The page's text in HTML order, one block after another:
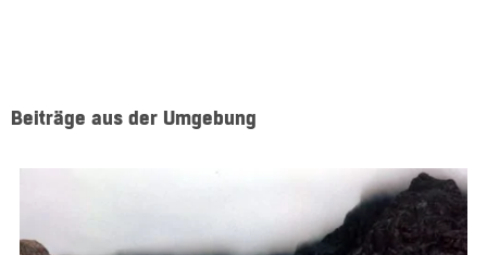
Beiträge aus der Umgebung